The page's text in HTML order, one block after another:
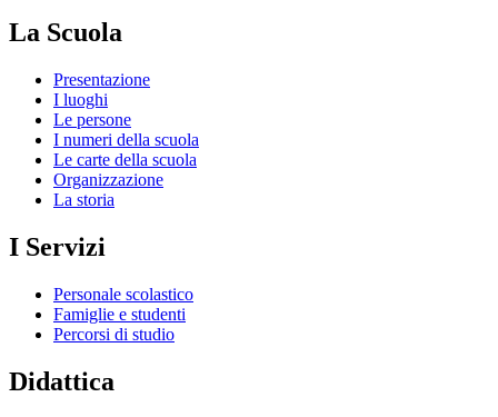
La Scuola
Presentazione
I luoghi
Le persone
I numeri della scuola
Le carte della scuola
Organizzazione
La storia
I Servizi
Personale scolastico
Famiglie e studenti
Percorsi di studio
Didattica